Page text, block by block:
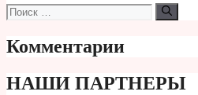
Поиск:
Комментарии
НАШИ ПАРТНЕРЫ